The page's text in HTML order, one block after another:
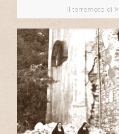
Il terremoto di